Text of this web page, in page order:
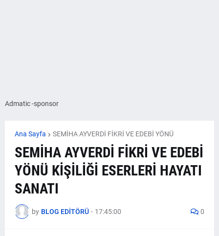
Admatic -sponsor
Ana Sayfa SEMİHA AYVERDİ FİKRİ VE EDEBİ YÖNÜ
SEMİHA AYVERDİ FİKRİ VE EDEBİ
YÖNÜ KİŞİLİĞİ ESERLERİ HAYATI
SANATI
by BLOG EDİTÖRÜ - 17:45:00 0